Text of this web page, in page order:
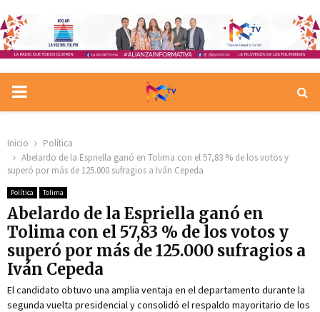
PRIMARY
Inicio
Política
Abelardo de la Espriella ganó en Tolima con el 57,83 % de los votos y
superó por más de 125.000 sufragios a Iván Cepeda
Política Tolima
Abelardo de la Espriella ganó en
Tolima con el 57,83 % de los votos y
superó por más de 125.000 sufragios a
Iván Cepeda
El candidato obtuvo una amplia ventaja en el departamento durante la
segunda vuelta presidencial y consolidó el respaldo mayoritario de los